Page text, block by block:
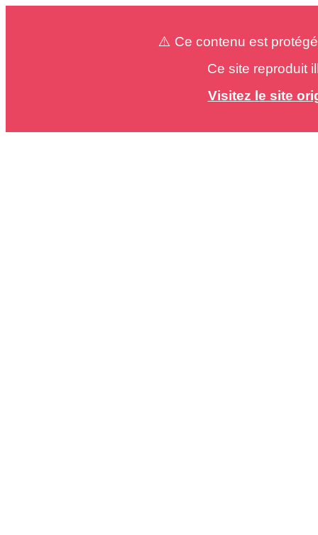
⚠️ Ce contenu est
Ce site reproduit
Visitez le site